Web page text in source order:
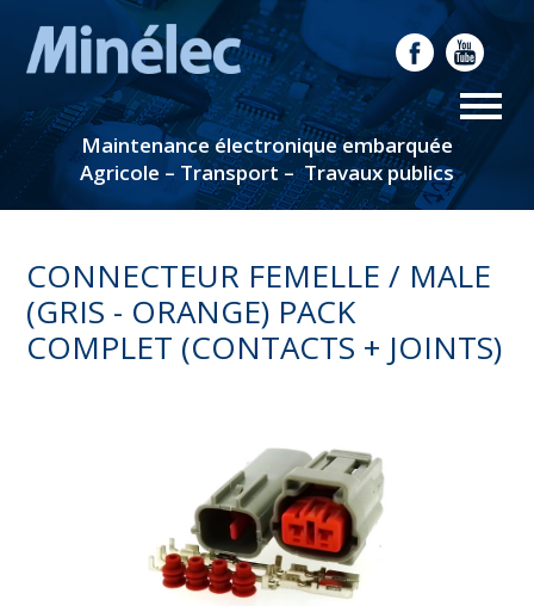
Maintenance électronique embarquée
Agricole – Transport – Travaux publics
CONNECTEUR FEMELLE / MALE
(GRIS - ORANGE) PACK
COMPLET (CONTACTS + JOINTS)